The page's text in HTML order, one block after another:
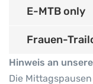
E-MTB only
Frauen-
Hinweis an
Die